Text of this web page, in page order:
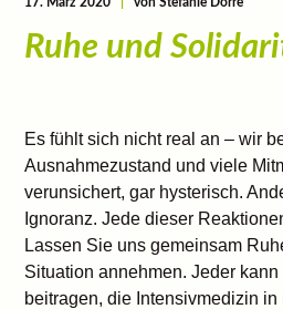
Ruhe und
Es fühlt sich nicht real an – wir
Ausnahmezustand und viele
verunsichert, gar hysterisch.
Ignoranz. Jede dieser
Lassen Sie uns gemeinsam
Situation annehmen. Jeder
beitragen, die Intensivmedizin